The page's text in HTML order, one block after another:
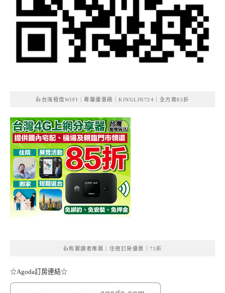
👍台灣租借WIFI｜專屬優惠碼｜KINGLIN724｜全方案85折
👍熊寶讀者推薦｜住宿訂房優惠｜75折
☆Agoda訂房連結☆